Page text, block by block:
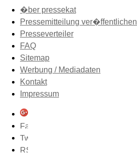
�ber pressekat
Pressemitteilung ver�ffentlichen
Presseverteiler
FAQ
Sitemap
Werbung / Mediadaten
Kontakt
Impressum